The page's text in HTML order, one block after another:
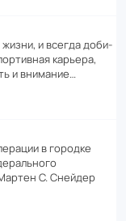
и всегда доби­
карьера,
и внимание…
в городке
С. Снейдер